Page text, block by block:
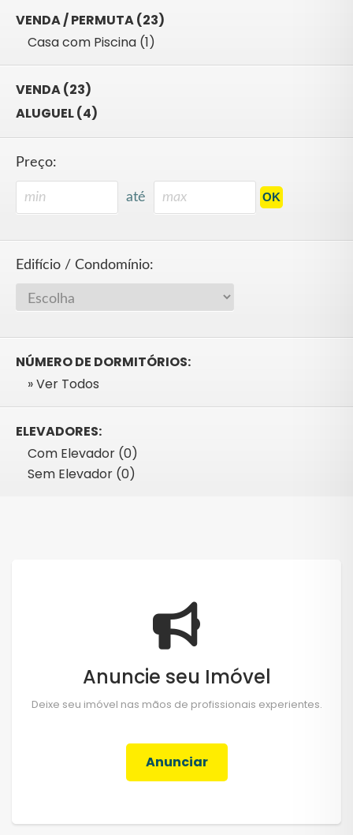
VENDA / PERMUTA (23)
Casa com Piscina (1)
VENDA (23)
ALUGUEL (4)
Preço:
até
Edifício / Condomínio:
NÚMERO DE DORMITÓRIOS:
» Ver Todos
ELEVADORES:
Com Elevador (0)
Sem Elevador (0)
Anuncie seu Imóvel
Deixe seu imóvel nas mãos de profissionais experientes.
Anunciar